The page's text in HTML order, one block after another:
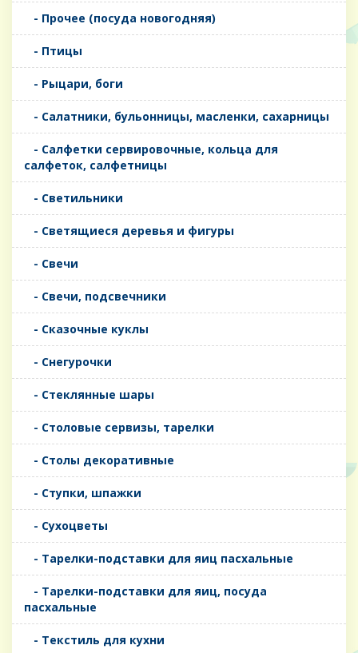
- Прочее (посуда новогодняя)
- Птицы
- Рыцари, боги
- Салатники, бульонницы, масленки, сахарницы
- Салфетки сервировочные, кольца для
салфеток, салфетницы
- Светильники
- Светящиеся деревья и фигуры
- Свечи
- Свечи, подсвечники
- Сказочные куклы
- Снегурочки
- Стеклянные шары
- Столовые сервизы, тарелки
- Столы декоративные
- Ступки, шпажки
- Сухоцветы
- Тарелки-подставки для яиц пасхальные
- Тарелки-подставки для яиц, посуда
пасхальные
- Текстиль для кухни